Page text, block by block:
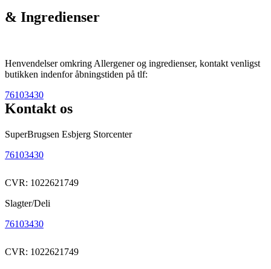
& Ingredienser
Henvendelser omkring Allergener og ingredienser, kontakt venligst
butikken indenfor åbningstiden på tlf:
76103430
Kontakt os
SuperBrugsen Esbjerg Storcenter
76103430
CVR: 1022621749
Slagter/Deli
76103430
CVR: 1022621749